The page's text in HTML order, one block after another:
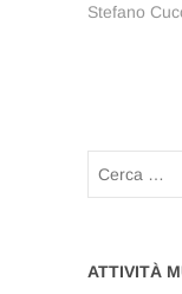
Stefano
ATTIVITÀ